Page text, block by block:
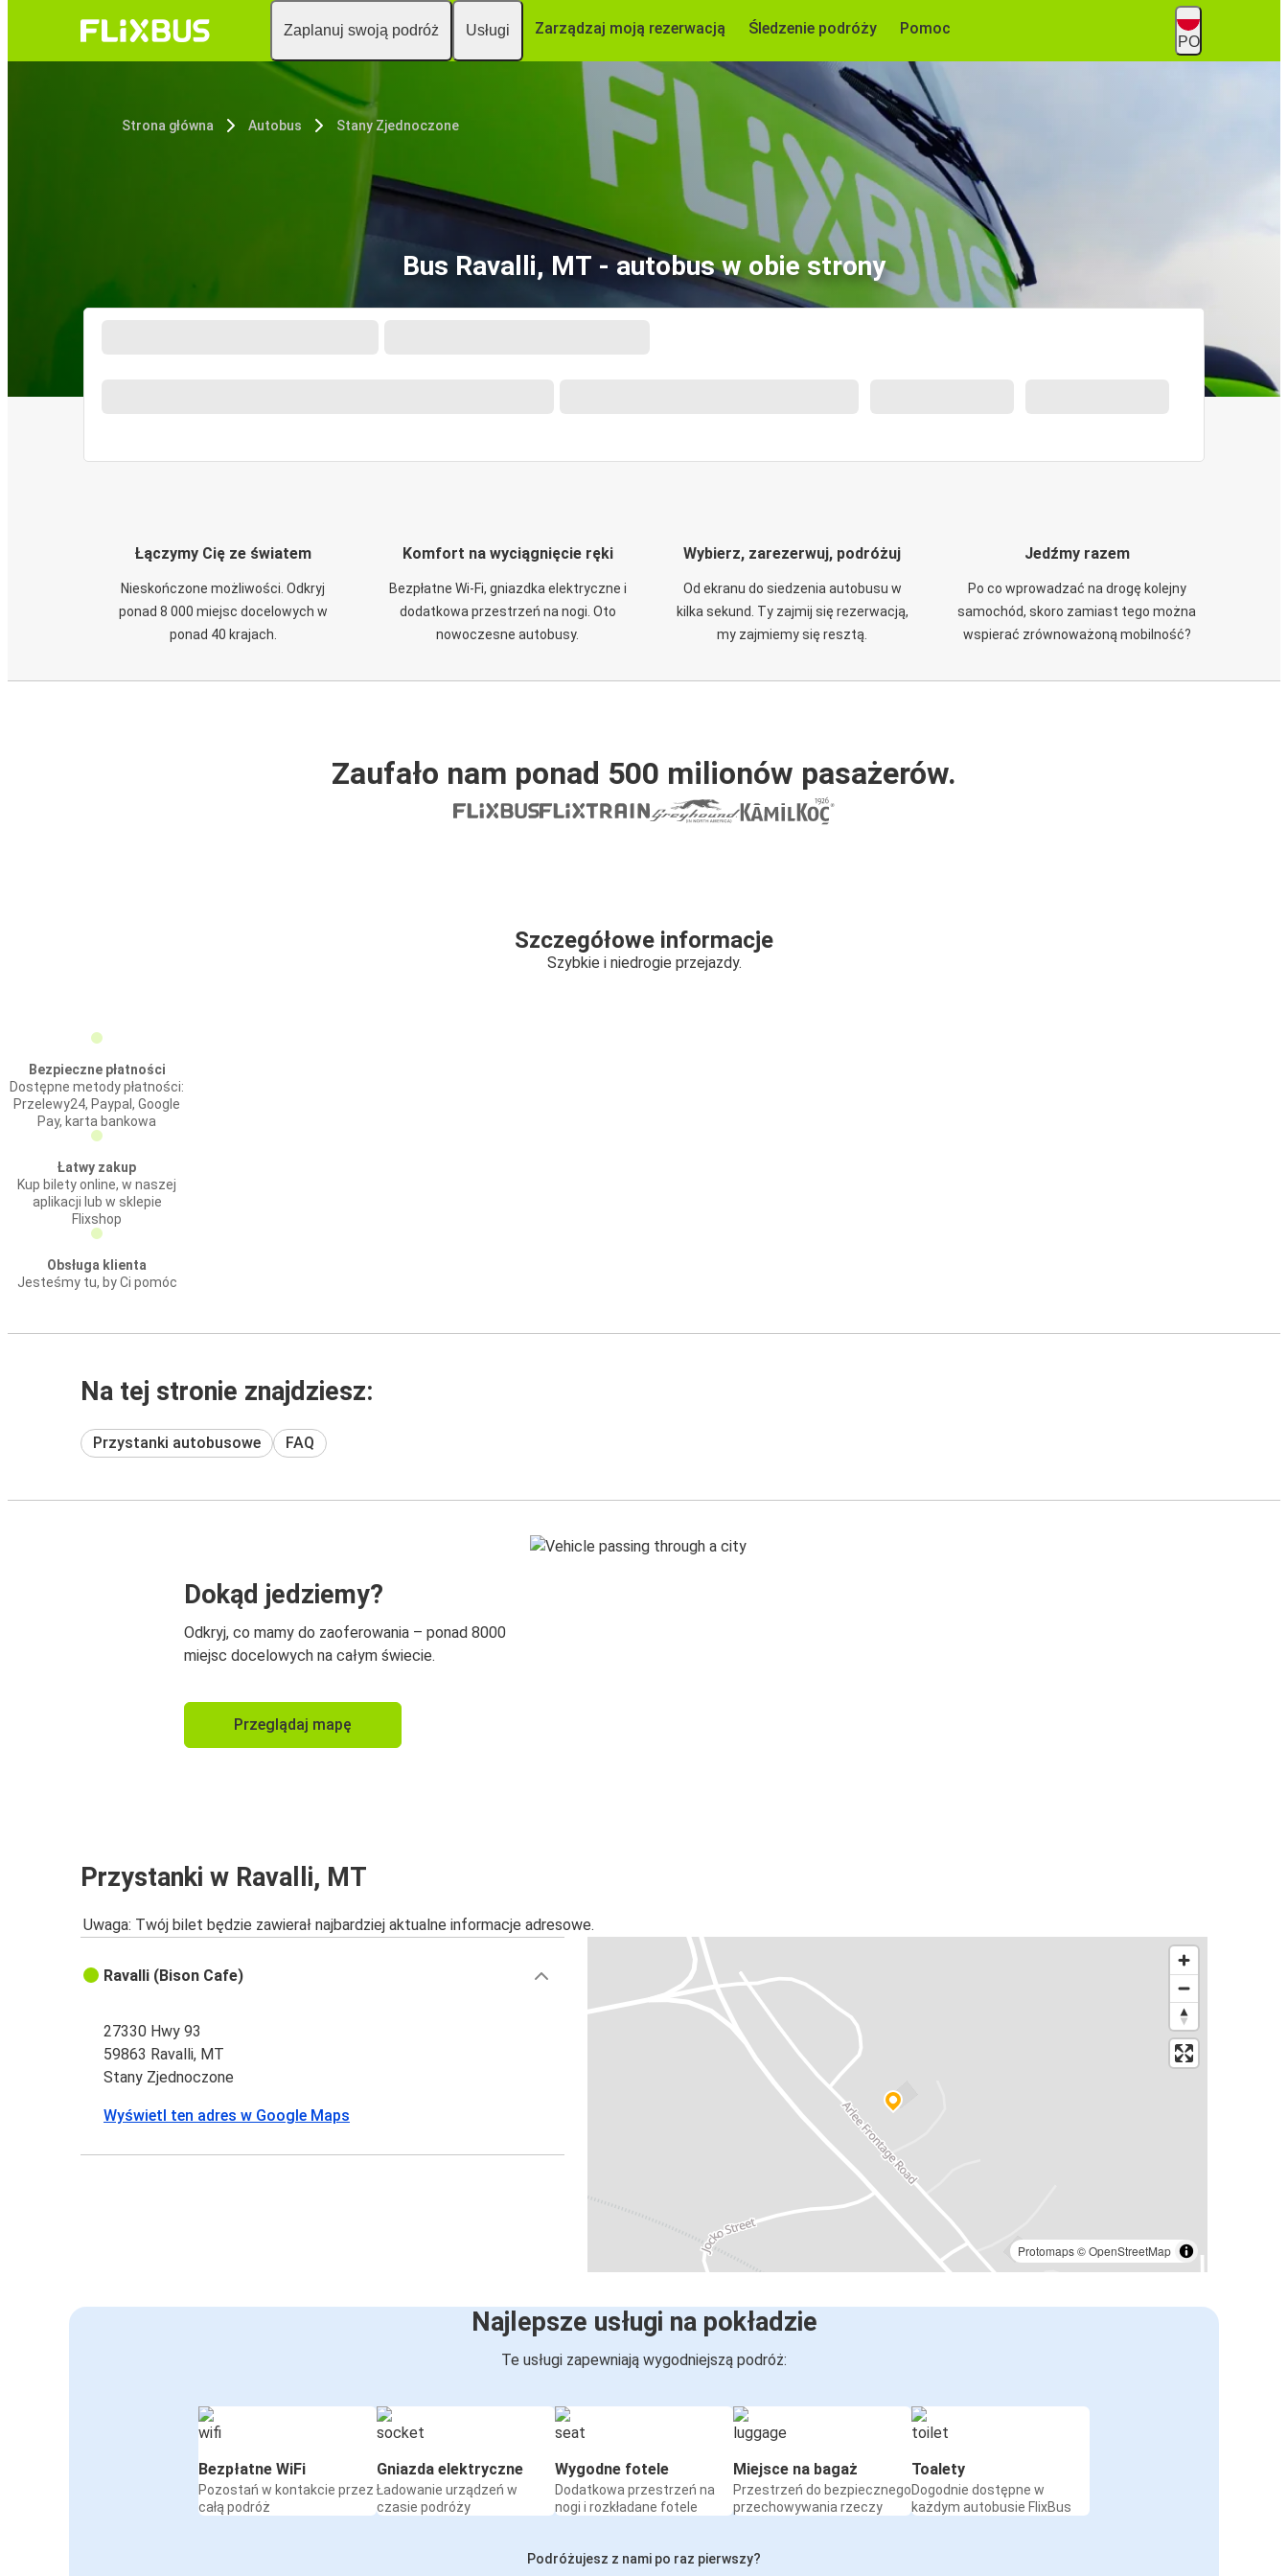
Zaplanuj swoją podróż Usługi Zarządzaj moją rezerwacją Śledzenie podróży Pomoc
PO
Strona główna Autobus Stany Zjednoczone
Bus Ravalli, MT - autobus w obie strony
Łączymy Cię ze światem
Nieskończone możliwości. Odkryj
ponad 8 000 miejsc docelowych w
ponad 40 krajach.
Komfort na wyciągnięcie ręki
Bezpłatne Wi-Fi, gniazdka elektryczne i
dodatkowa przestrzeń na nogi. Oto
nowoczesne autobusy.
Wybierz, zarezerwuj, podróżuj
Od ekranu do siedzenia autobusu w
kilka sekund. Ty zajmij się rezerwacją,
my zajmiemy się resztą.
Jedźmy razem
Po co wprowadzać na drogę kolejny
samochód, skoro zamiast tego można
wspierać zrównoważoną mobilność?
Zaufało nam ponad 500 milionów pasażerów.
Szczegółowe informacje
Szybkie i niedrogie przejazdy.
Bezpieczne płatności
Dostępne metody płatności:
Przelewy24, Paypal, Google
Pay, karta bankowa
Łatwy zakup
Kup bilety online, w naszej
aplikacji lub w sklepie
Flixshop
Obsługa klienta
Jesteśmy tu, by Ci pomóc
Na tej stronie znajdziesz:
Przystanki autobusowe FAQ
Dokąd jedziemy?
Odkryj, co mamy do zaoferowania – ponad 8000
miejsc docelowych na całym świecie.
Przeglądaj mapę
Przystanki w Ravalli, MT
Uwaga: Twój bilet będzie zawierał najbardziej aktualne informacje adresowe.
Protomaps©OpenStreetMap
Ravalli (Bison Cafe)
27330 Hwy 93
59863 Ravalli, MT
Stany Zjednoczone
Wyświetl ten adres w Google Maps
Najlepsze usługi na pokładzie
Te usługi zapewniają wygodniejszą podróż:
Bezpłatne WiFi
Pozostań w kontakcie przez
całą podróż
Gniazda elektryczne
Ładowanie urządzeń w
czasie podróży
Wygodne fotele
Dodatkowa przestrzeń na
nogi i rozkładane fotele
Miejsce na bagaż
Przestrzeń do bezpiecznego
przechowywania rzeczy
Toalety
Dogodnie dostępne w
każdym autobusie FlixBus
Podróżujesz z nami po raz pierwszy?